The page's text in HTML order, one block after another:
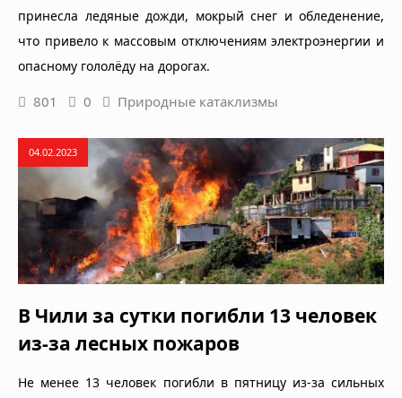
принесла ледяные дожди, мокрый снег и обледенение,
что привело к массовым отключениям электроэнергии и
опасному гололёду на дорогах.
801 0 Природные катаклизмы
04.02.2023
В Чили за сутки погибли 13 человек
из-за лесных пожаров
Не менее 13 человек погибли в пятницу из-за сильных